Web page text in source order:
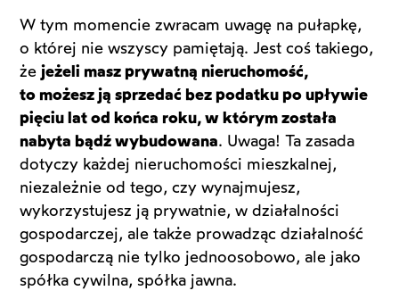
W tym momencie zwracam uwagę na pułapkę,
o której nie wszyscy pamiętają. Jest coś takiego,
żejeżeli masz prywatną nieruchomość,
to możesz ją sprzedać bez podatku po upływie
pięciu lat od końca roku, w którym została
nabyta bądź wybudowana. Uwaga! Ta zasada
dotyczy każdej nieruchomości mieszkalnej,
niezależnie od tego, czy wynajmujesz,
wykorzystujesz ją prywatnie, w działalności
gospodarczej, ale także prowadząc działalność
gospodarczą nie tylko jednoosobowo, ale jako
spółka cywilna, spółka jawna.